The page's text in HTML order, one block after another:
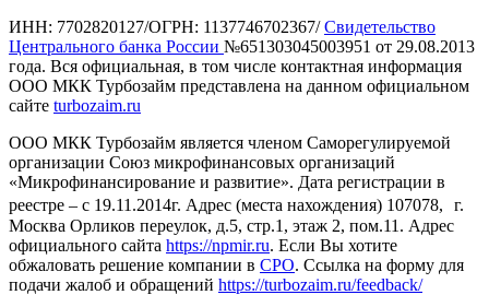
ИНН: 7702820127/ОГРН: 1137746702367/Свидетельство
Центрального банка России №651303045003951 от 29.08.2013
года. Вся официальная, в том числе контактная информация
ООО МКК Турбозайм представлена на данном официальном
сайте turbozaim.ru
ООО МКК Турбозайм является членом Саморегулируемой
организации Союз микрофинансовых организаций
«Микрофинансирование и развитие». Дата регистрации в
реестре – с 19.11.2014г. Адрес (места нахождения) 107078, г.
Москва Орликов переулок, д.5, стр.1, этаж 2, пом.11. Адрес
официального сайта https://npmir.ru. Если Вы хотите
обжаловать решение компании в СРО. Ссылка на форму для
подачи жалоб и обращений https://turbozaim.ru/feedback/